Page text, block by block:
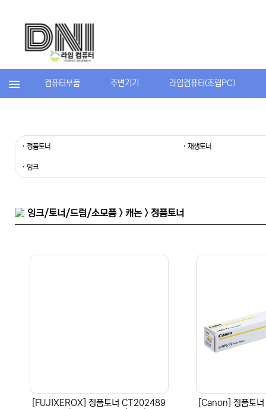
컴퓨터부품 주변기기 라임컴퓨터(조립PC)
· 정품토너 · 재생토너
· 잉크
잉크/토너/드럼/소모품 > 캐논 > 정품토너
[FUJIXEROX] 정품토너 CT202489
[Canon] 정품토